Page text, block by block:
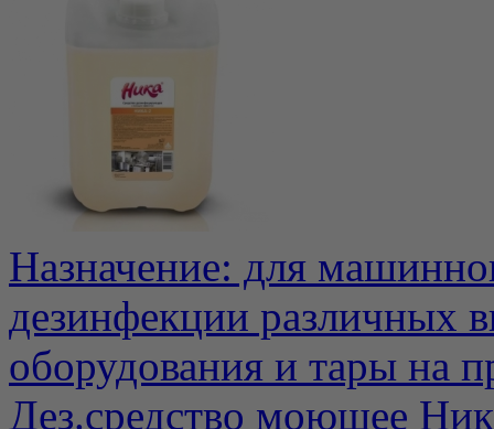
Назначение: для
дезинфекции различных
оборудования и тары на
Дез.средство моющее